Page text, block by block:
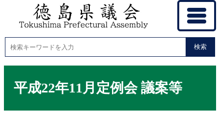
検索
平成22年11月定例会 議案等